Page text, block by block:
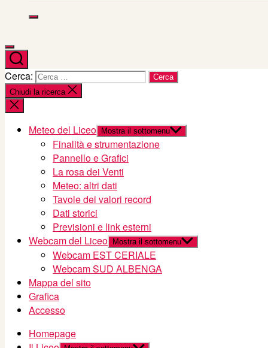
Cerca:
Chiudi la ricerca
Meteo del Liceo Mostra il sottomenu
Finalità e strumentazione
Pannello e Grafici
La rosa dei Venti
Meteo: altri dati
Tavole dei valori record
Dati storici
Previsioni e link esterni
Webcam del Liceo
Mostra il sottomenu
Webcam EST CERIALE
Webcam SUD ALBENGA
Mappa del sito
Grafica
Accesso
Homepage